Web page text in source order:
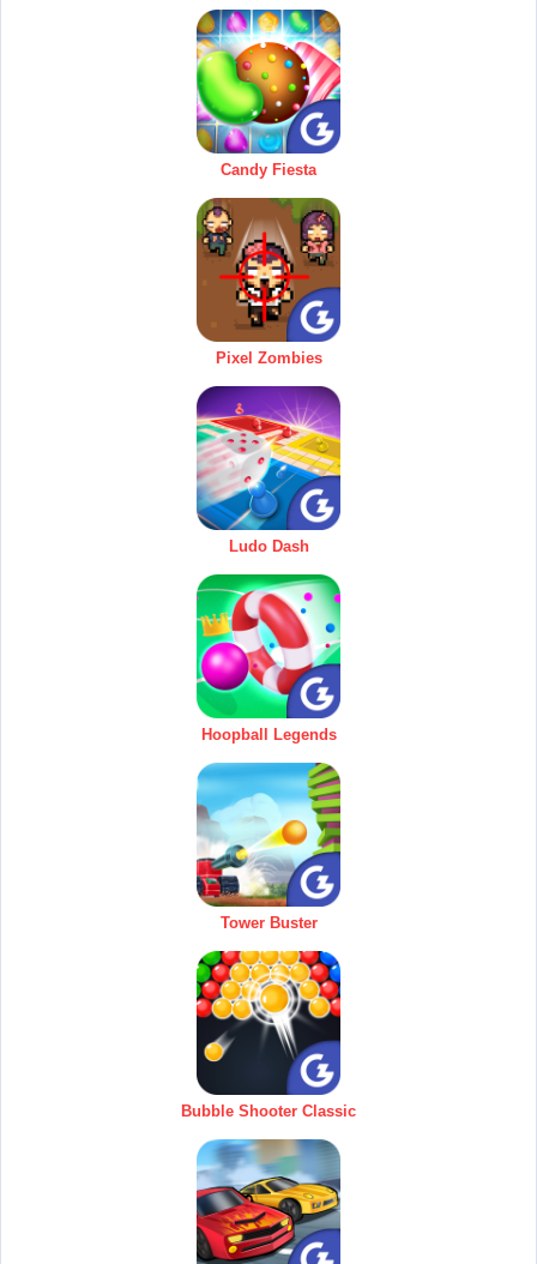
Candy Fiesta
Pixel Zombies
Ludo Dash
Hoopball Legends
Tower Buster
Bubble Shooter Classic